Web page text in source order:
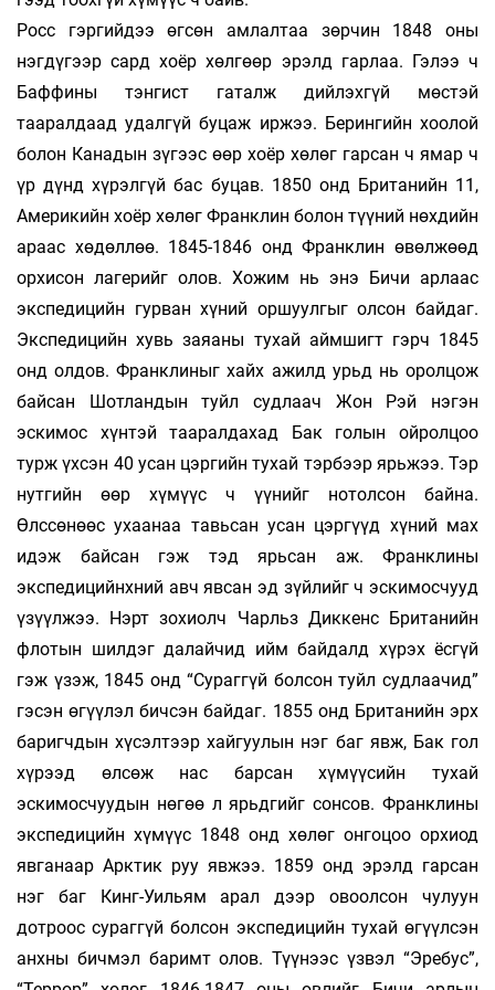
Росс гэргийдээ өгсөн амлалтаа зөрчин 1848 оны
нэгдүгээр сард хоёр хөлгөөр эрэлд гарлаа. Гэлээ ч
Баффины тэнгист гаталж дийлэхгүй мөс­тэй
тааралдаад удалгүй буцаж иржээ. Берингийн хоолой
болон Канадын зүгээс өөр хоёр хөлөг гарсан ч ямар ч
үр дүнд хүрэлгүй бас буцав. 1850 онд Британийн 11,
Америкийн хоёр хөлөг Франклин болон түүний нөхдийн
араас хөдөллөө. 1845-1846 онд Франклин өвөлжөөд
орхисон лагерийг олов. Хожим нь энэ Бичи арлаас
экспедицийн гурван хүний оршуулгыг олсон байдаг.
Экспедицийн хувь заяаны тухай аймшигт гэрч 1845
онд олдов. Франклиныг хайх ажилд урьд нь оролцож
байсан Шотландын туйл судлаач Жон Рэй нэгэн
эскимос хүнтэй тааралдахад Бак голын ойролцоо
турж үхсэн 40 усан цэргийн тухай тэрбээр ярьжээ. Тэр
нутгийн өөр хүмүүс ч үүнийг нотолсон байна.
Өлссөнөөс ухаанаа тавьсан усан цэргүүд хүний мах
идэж байсан гэж тэд ярьсан аж. Франклины
экспедицийнхний авч явсан эд зүйлийг ч эскимосчууд
үзүүлжээ. Нэрт зохиолч Чарльз Диккенс Британийн
флотын шилдэг далайчид ийм байдалд хүрэх ёсгүй
гэж үзэж, 1845 онд “Сураггүй болсон туйл судлаачид”
гэсэн өгүүлэл бичсэн байдаг. 1855 онд Британийн эрх
баригчдын хүсэлтээр хайгуулын нэг баг явж, Бак гол
хүрээд өлсөж нас барсан хүмүүсийн тухай
эскимосчуудын нөгөө л ярьдгийг сонсов. Франклины
экспедицийн хүмүүс 1848 онд хөлөг онгоцоо орхиод
явганаар Арктик руу явжээ. 1859 онд эрэлд гарсан
нэг баг Кинг-Уильям арал дээр овоолсон чулуун
дотроос сураггүй болсон экспедицийн тухай өгүүлсэн
анхны бичмэл баримт олов. Түүнээс үзвэл “Эребус”,